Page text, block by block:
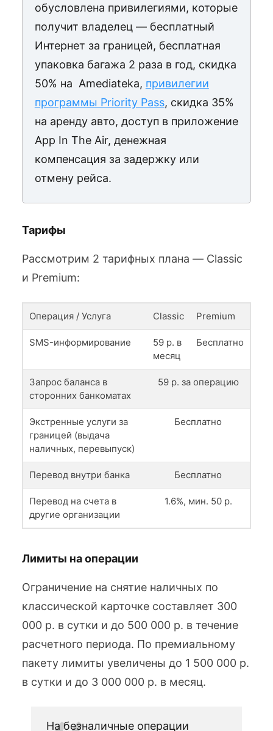
обусловлена привилегиями, которые
получит владелец — бесплатный
Интернет за границей, бесплатная
упаковка багажа 2 раза в год, скидка
50% на Amediateka, привилегии
программы Priority Pass, скидка 35%
на аренду авто, доступ в приложение
App In The Air, денежная
компенсация за задержку или
отмену рейса.
Тарифы
Рассмотрим 2 тарифных плана — Classic
и Premium:
Операция / Услуга Classic Premium
SMS-информирование
59 р. в
месяц
Бесплатно
Запрос баланса в
сторонних банкоматах
59 р. за операцию
Экстренные услуги за
границей (выдача
наличных, перевыпуск)
Бесплатно
Перевод внутри банка Бесплатно
Перевод на счета в
другие организации
1.6%, мин. 50 р.
Лимиты на операции
Ограничение на снятие наличных по
классической карточке составляет 300
000 р. в сутки и до 500 000 р. в течение
расчетного периода. По премиальному
пакету лимиты увеличены до 1 500 000 р.
в сутки и до 3 000 000 р. в месяц.
На безналичные операции